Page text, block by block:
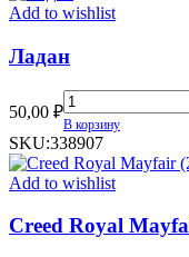
Add to wishlist
Ладан
50,00 ₽
Ладан
quantity
В корзину
SKU:338907
Add to wishlist
Creed Royal